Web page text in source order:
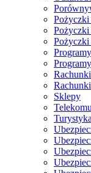
Pożyczki
Pożyczki
Pożyczki
Sklepy
Turystyka